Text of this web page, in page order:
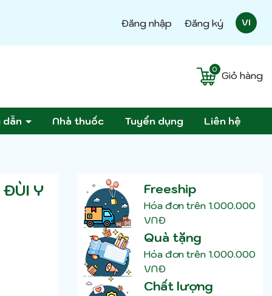
Đăng nhập Đăng ký VI
Giỏ hàng
0
dẫn Nhà thuốc Tuyển dụng Liên hệ
ĐÙI Y
Freeship
Hóa đơn trên 1.000.000
VNĐ
Quà tặng
Hóa đơn trên 1.000.000
VNĐ
Chất lượng